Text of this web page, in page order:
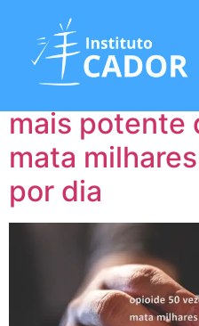
Tag:Crise
Fentanil:
mais potente
mata
por dia